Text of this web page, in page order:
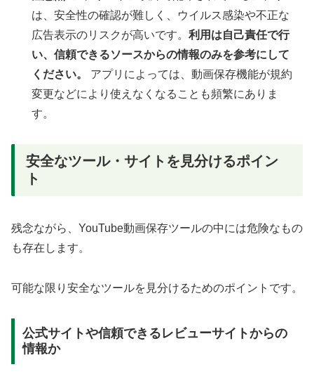
は、安全性の確認が難しく、ウイルス感染や不正な
広告表示のリスクが高いです。利用は自己責任で行
い、信頼できるソースからの情報のみを参考にして
ください。
アプリによっては、動画保存機能が規約
変更などにより使えなくなることも頻繁にありま
す。
安全なツール・サイトを見分けるポイン
ト
残念ながら、YouTube動画保存ツールの中には危険なもの
も存在します。
可能な限り安全なツールを見分けるためのポイントです。
公式サイトや信頼できるレビューサイトからの
情報か